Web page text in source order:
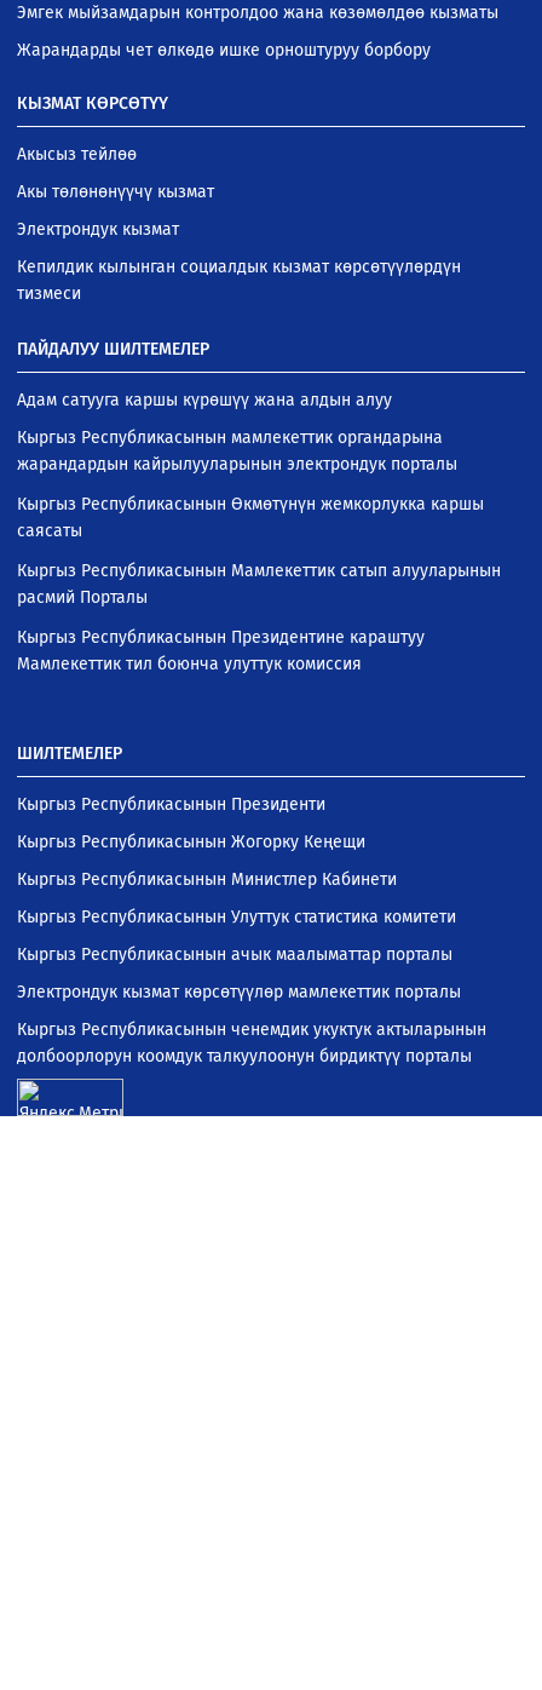
Эмгек мыйзамдарын контролдоо жана көзөмөлдөө кызматы
Жарандарды чет өлкөдө ишке орноштуруу борбору
КЫЗМАТ КӨРСӨТҮҮ
Акысыз тейлөө
Акы төлөнөнүүчү кызмат
Электрондук кызмат
Кепилдик кылынган социалдык кызмат көрсөтүүлөрдүн
тизмеси
ПАЙДАЛУУ ШИЛТЕМЕЛЕР
Адам сатууга каршы күрөшүү жана алдын алуу
Кыргыз Республикасынын мамлекеттик органдарына
жарандардын кайрылууларынын электрондук порталы
Кыргыз Республикасынын Өкмөтүнүн жемкорлукка каршы
саясаты
Кыргыз Республикасынын Мамлекеттик сатып алууларынын
расмий Порталы
Кыргыз Республикасынын Президентине караштуу
Мамлекеттик тил боюнча улуттук комиссия
ШИЛТЕМЕЛЕР
Кыргыз Республикасынын Президенти
Кыргыз Республикасынын Жогорку Кеңещи
Кыргыз Республикасынын Министлер Кабинети
Кыргыз Республикасынын Улуттук статистика комитети
Кыргыз Республикасынын ачык маалыматтар порталы
Электрондук кызмат көрсөтүүлөр мамлекеттик порталы
Кыргыз Республикасынын ченемдик укуктук актыларынын
долбоорлорун коомдук талкуулоонун бирдиктүү порталы